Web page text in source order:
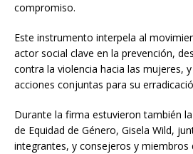
compromiso.
Este instrumento interpela al
actor social clave en la prevención,
contra la violencia hacia las mujeres,
acciones conjuntas para su
Durante la firma estuvieron también
de Equidad de Género, Gisela Wild,
integrantes, y consejeros y miembros